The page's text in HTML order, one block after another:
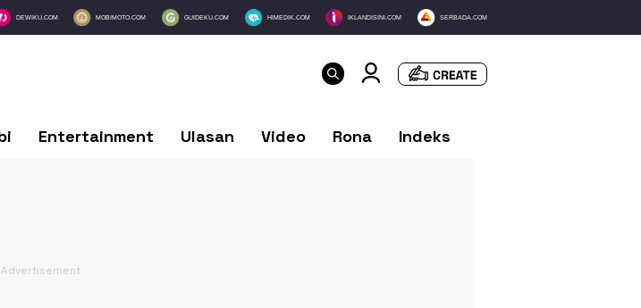
DEWIKU.COM MOBIMOTO.COM GUIDEKU.COM HIMEDIK.COM IKLANDISINI.COM SERBADA.COM
Entertainment Ulasan Video Rona Indeks